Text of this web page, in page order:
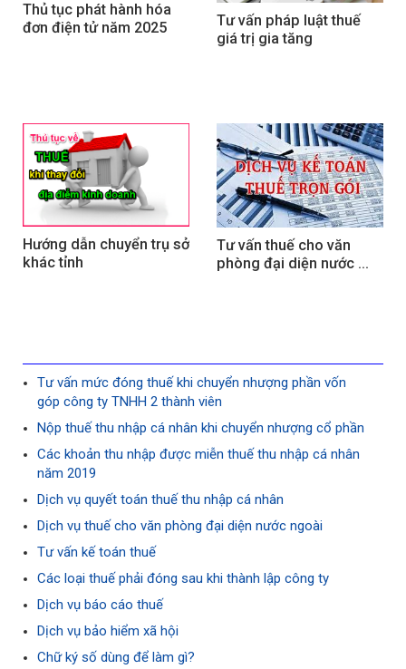
Thủ tục phát hành hóa
đơn điện tử năm 2025
Tư vấn pháp luật thuế
giá trị gia tăng
Hướng dẫn chuyển trụ sở
khác tỉnh
Tư vấn thuế cho văn
phòng đại diện nước
Tư vấn mức đóng thuế khi chuyển nhượng phần vốn
góp công ty TNHH 2 thành viên
Nộp thuế thu nhập cá nhân khi chuyển nhượng cổ phần
Các khoản thu nhập được miễn thuế thu nhập cá nhân
năm 2019
Dịch vụ quyết toán thuế thu nhập cá nhân
Dịch vụ thuế cho văn phòng đại diện nước ngoài
Tư vấn kế toán thuế
Các loại thuế phải đóng sau khi thành lập công ty
Dịch vụ báo cáo thuế
Dịch vụ bảo hiểm xã hội
Chữ ký số dùng để làm gì?